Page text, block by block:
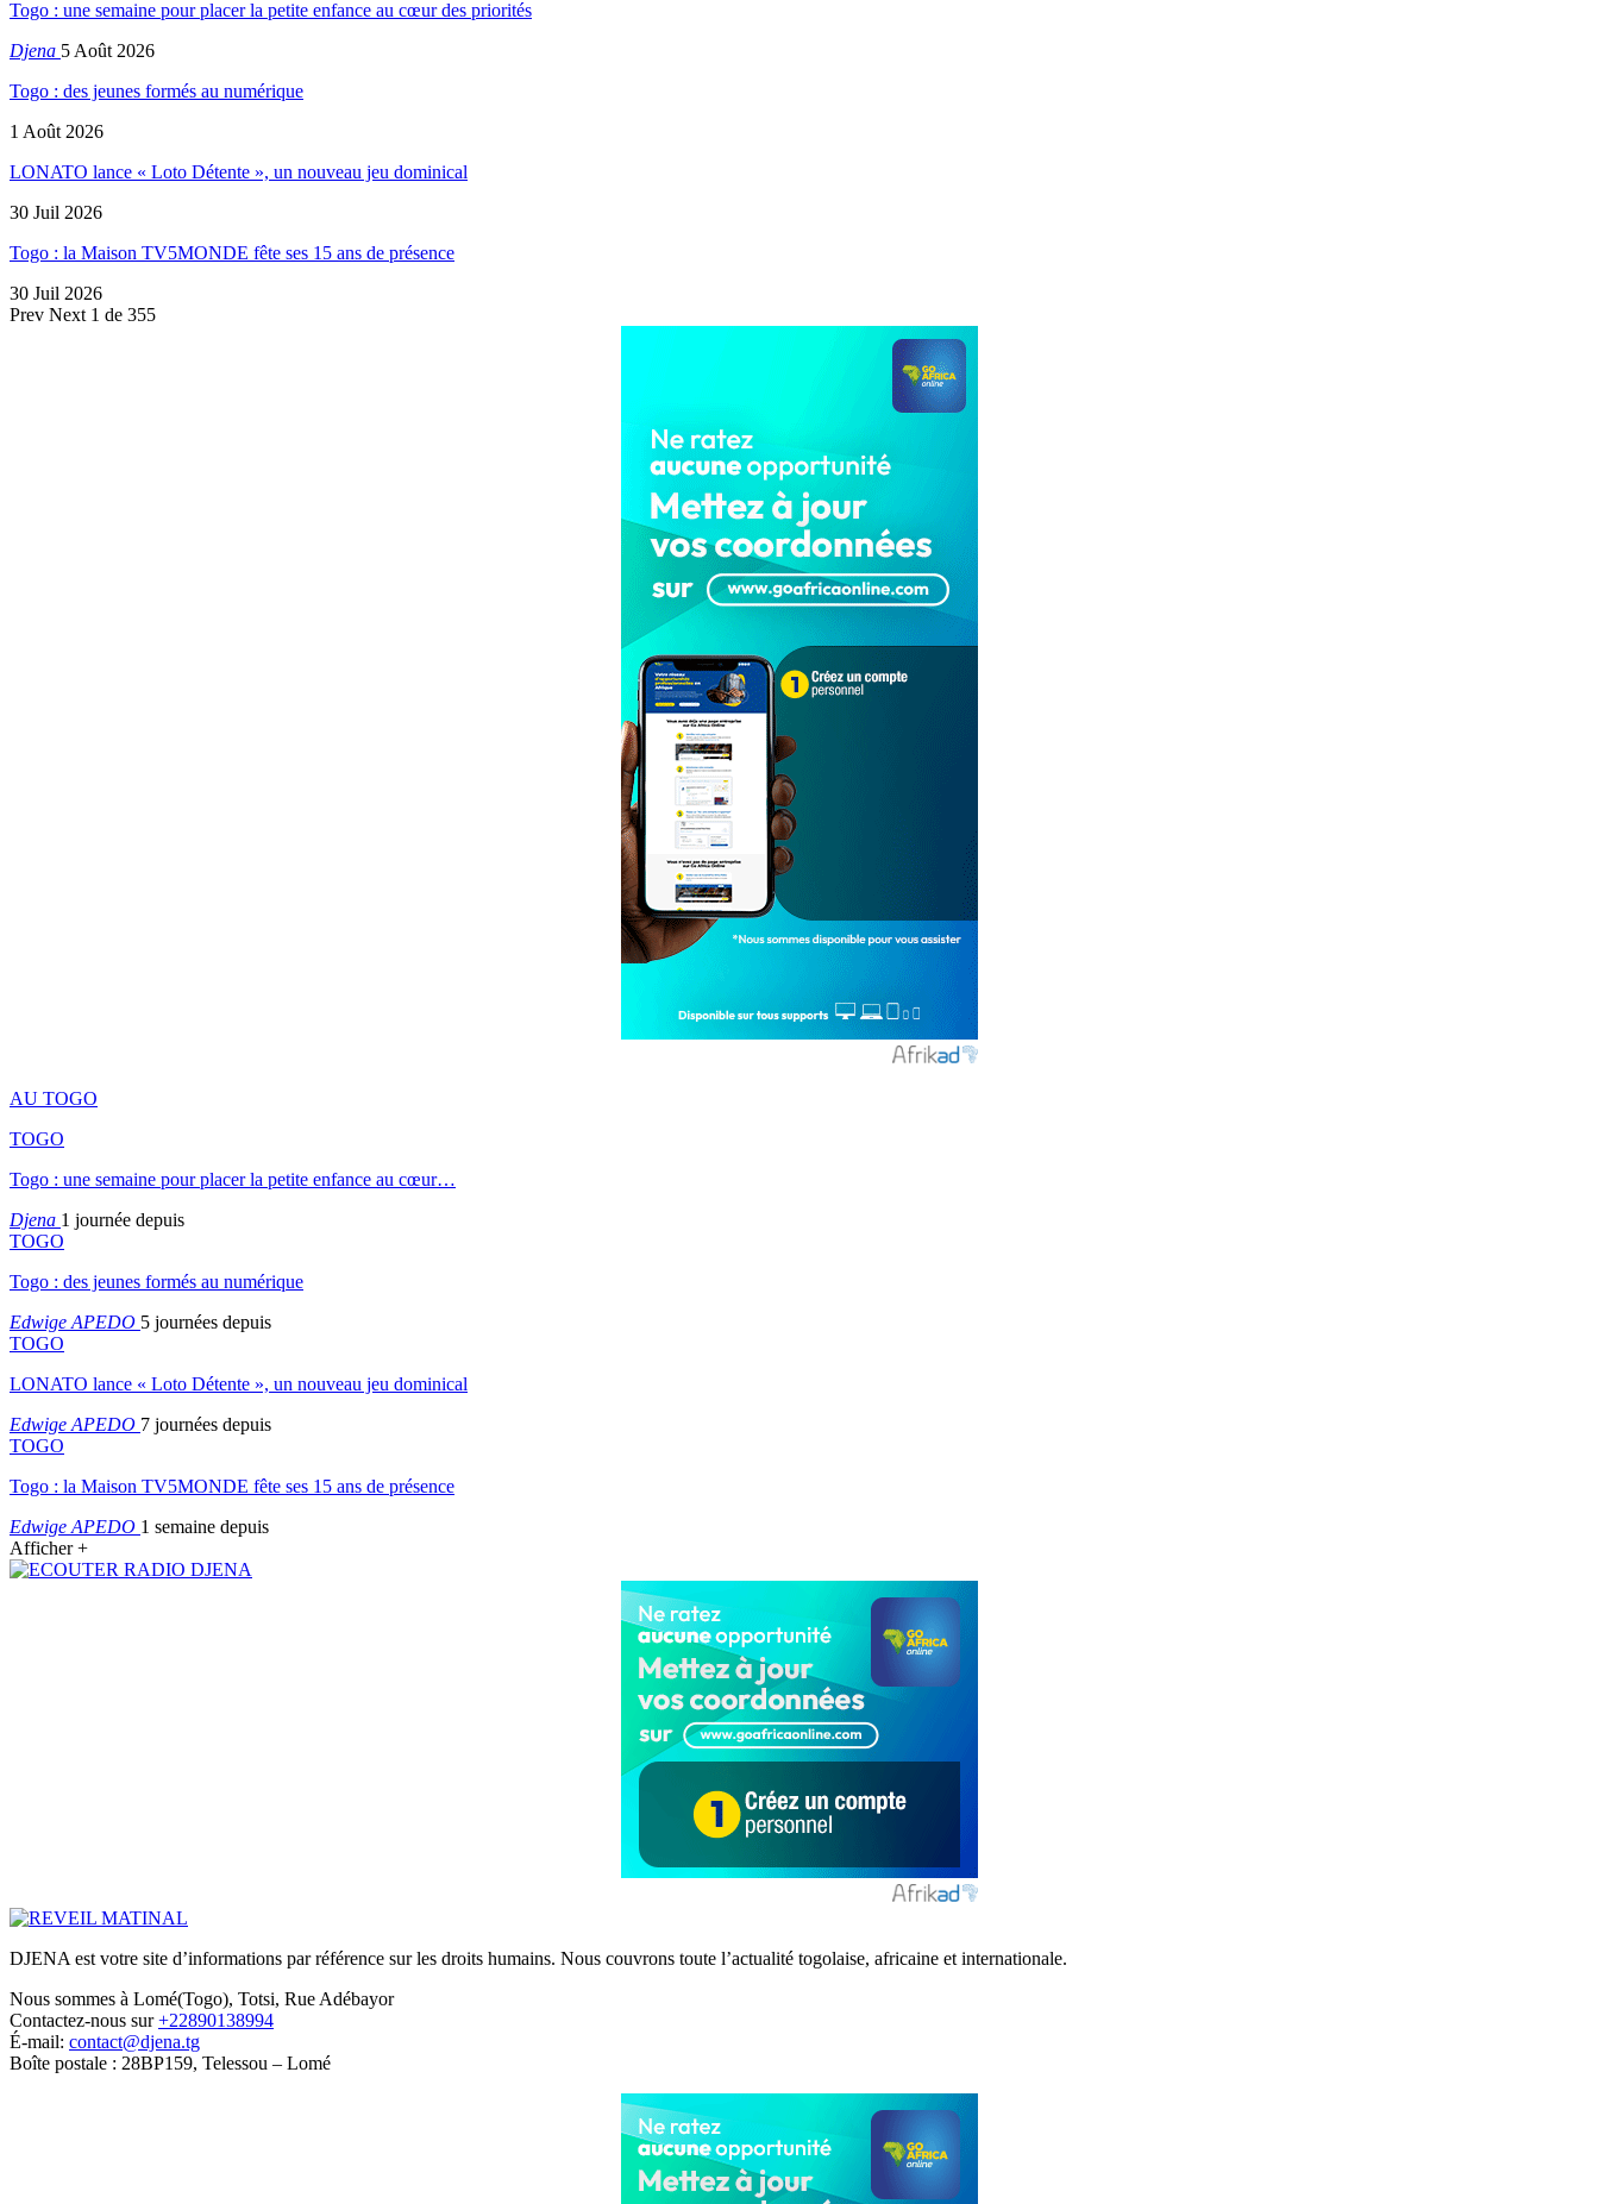
Togo : une semaine pour placer la petite enfance au cœur des priorités
Djena 5 Août 2026
Togo : des jeunes formés au numérique
1 Août 2026
LONATO lance « Loto Détente », un nouveau jeu dominical
30 Juil 2026
Togo : la Maison TV5MONDE fête ses 15 ans de présence
30 Juil 2026
Prev Next 1 de 355
AU TOGO
TOGO
Togo : une semaine pour placer la petite enfance au cœur…
Djena 1 journée depuis
TOGO
Togo : des jeunes formés au numérique
Edwige APEDO 5 journées depuis
TOGO
LONATO lance « Loto Détente », un nouveau jeu dominical
Edwige APEDO 7 journées depuis
TOGO
Togo : la Maison TV5MONDE fête ses 15 ans de présence
Edwige APEDO 1 semaine depuis
Afficher +
DJENA est votre site d’informations par référence sur les droits humains. Nous couvrons toute l’actualité togolaise, africaine et internationale.
Nous sommes à Lomé(Togo), Totsi, Rue Adébayor
Contactez-nous sur+22890138994
É-mail: contact@djena.tg
Boîte postale : 28BP159, Telessou – Lomé